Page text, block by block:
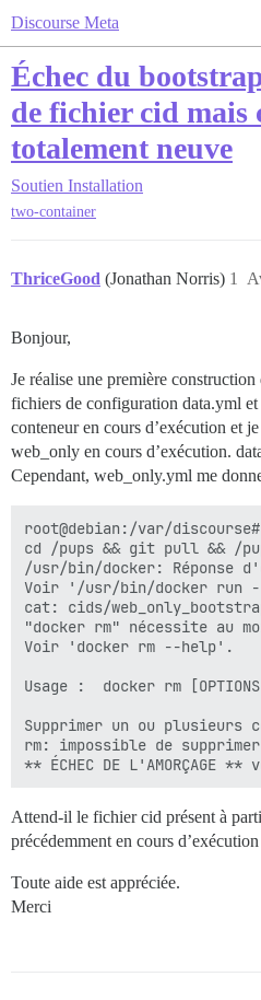
Discourse Meta
Échec du
de fichier cid mais
totalement neuve
Soutien Installation
two-container
ThriceGood (Jonathan Norris) 1
Bonjour,
Je réalise une première
fichiers de configuration data.yml
conteneur en cours d’exécution et
web_only en cours d’exécution.
Cependant, web_only.yml me
root@debian:/var/
cd /pups && git pull && /
/usr/bin/docker: Réponse
Voir '/usr/bin/docker run
cat: cids/
"docker rm" nécessite au
Voir 'docker rm --help'.
Usage :  docker rm
Supprimer un ou plusieurs
rm: impossible de
Attend-il le fichier cid présent à
précédemment en cours
Toute aide est appréciée.
Merci